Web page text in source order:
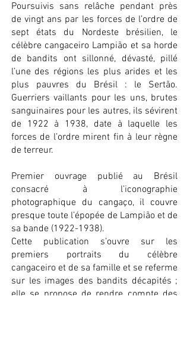
Poursuivis sans relâche pendant près
de vingt ans par les forces de l’ordre de
sept états du Nordeste brésilien, le
célèbre cangaceiro Lampião et sa horde
de bandits ont sillonné, dévasté, pillé
l’une des régions les plus arides et les
plus pauvres du Brésil : le Sertão.
Guerriers vaillants pour les uns, brutes
sanguinaires pour les autres, ils sévirent
de 1922 à 1938, date à laquelle les
forces de l’ordre mirent fin à leur règne
de terreur.
Premier ouvrage publié au Brésil
consacré à l’iconographie
photographique du cangaço, il couvre
presque toute l’épopée de Lampião et de
sa bande (1922-1938).
Cette publication s’ouvre sur les
premiers portraits du célèbre
cangaceiro et de sa famille et se referme
sur les images des bandits décapités ;
elle se propose de rendre compte des